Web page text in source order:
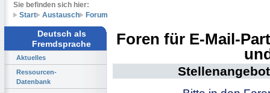
Sie befinden sich hier:
Start
Austausch Forum
Deutsch als
Fremdsprache
Aktuelles
Ressourcen-
Datenbank
Foren für E-Mail-